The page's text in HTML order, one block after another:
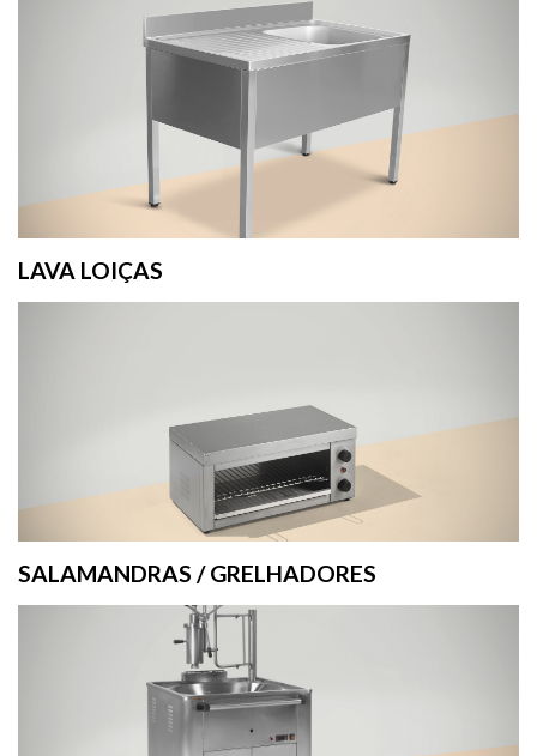
LAVA LOIÇAS
SALAMANDRAS / GRELHADORES